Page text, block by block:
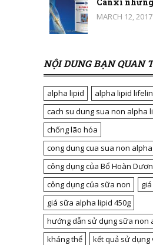
MARCH 12, 2017
NỘI DUNG BẠN QUAN
alpha lipid
alpha lipid
cach su dung sua non alpha
chống lão hóa
cong dung cua sua non
công dụng của Bổ Hoàn
công dụng của sữa non
giá sữa alpha lipid 450g
hướng dẫn sử dụng sữa non
kháng thể
kết quả sử dụng